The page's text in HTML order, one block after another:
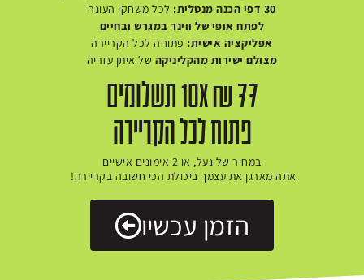
30 דפי הכנה מנטלית:
לכל משחקי העונה
לפתח אופי של ווינרבמגרש ובחיים
אפליקציה אישית:פתוחה לכל הקריירה
מצולם ישירות מהקליניקהשל איתן עזריה
10X ₪ 77 תשלומים
פתוח לכל הקריירה
במחיר של נעל, או 2 אימונים אישיים
אתה מארגן את עצמך ביכולת הכי חשובה בקריירה!
הזמן עכשיו